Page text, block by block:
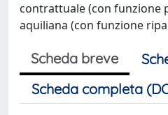
contrattuale (con funzione
aquiliana (con funzione
Scheda breve
Scheda completa